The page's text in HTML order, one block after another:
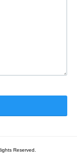
Reserved.